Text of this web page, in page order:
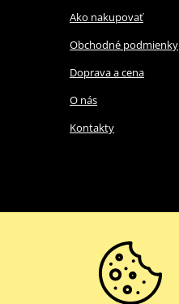
Ako nakupovať
Obchodné podmienky
Doprava a cena
O nás
Kontakty